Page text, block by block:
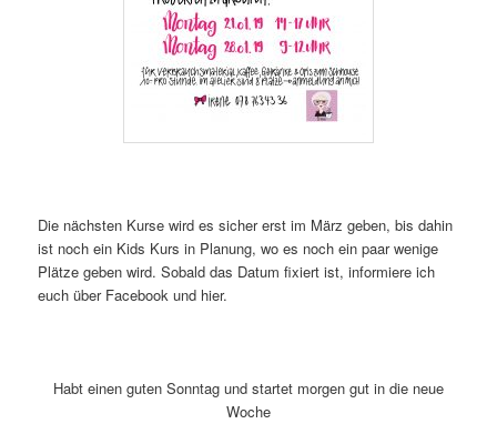
Die nächsten Kurse wird es sicher erst im März geben, bis dahin
ist noch ein Kids Kurs in Planung, wo es noch ein paar wenige
Plätze geben wird. Sobald das Datum fixiert ist, informiere ich
euch über Facebook und hier.
Habt einen guten Sonntag und startet morgen gut in die neue
Woche